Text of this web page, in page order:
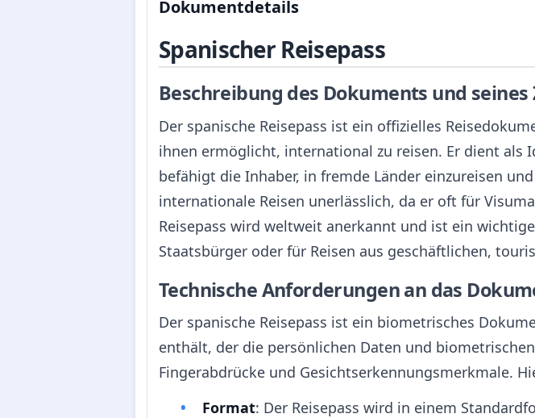
Dokumentdetails
Spanischer Reisepass
Beschreibung des Dokuments und seines
Der spanische Reisepass ist ein offizielles
ihnen ermöglicht, international zu reisen. Er dient als
befähigt die Inhaber, in fremde Länder einzureisen
internationale Reisen unerlässlich, da er oft für
Reisepass wird weltweit anerkannt und ist ein
Staatsbürger oder für Reisen aus geschäftlichen,
Technische Anforderungen an das
Der spanische Reisepass ist ein biometrisches
enthält, der die persönlichen Daten und
Fingerabdrücke und Gesichtserkennungsmerkmale.
Format: Der Reisepass wird in einem